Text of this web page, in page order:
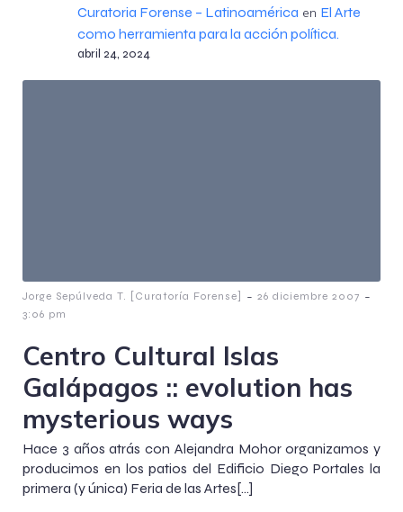
Curatoria Forense – Latinoamérica en El Arte
como herramienta para la acción política.
abril 24, 2024
Jorge Sepúlveda T. [Curatoría Forense] - 26 diciembre 2007 -
3:06 pm
Centro Cultural Islas
Galápagos :: evolution has
mysterious ways
Hace 3 años atrás con Alejandra Mohor organizamos y
producimos en los patios del Edificio Diego Portales la
primera (y única) Feria de las Artes[…]